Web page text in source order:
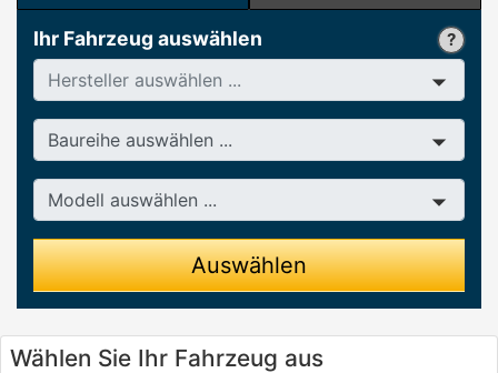
Ihr Fahrzeug auswählen
Hersteller
Baureihe
Modell
Auswählen
Wählen Sie Ihr Fahrzeug aus